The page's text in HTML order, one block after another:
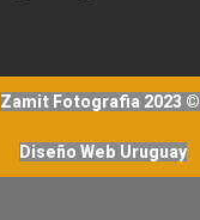
Zamit Fotografia 2023 ©
Diseño Web Uruguay